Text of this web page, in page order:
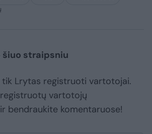
straipsniu
tik Lrytas registruoti vartotojai.
vartotojų
bendraukite komentaruose!